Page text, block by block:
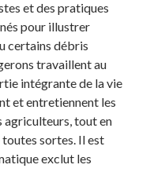
et des pratiques
pour illustrer
certains débris
travaillent au
intégrante de la vie
et entretiennent les
agriculteurs, tout en
sortes. Il est
exclut les